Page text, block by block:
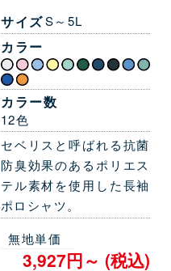
サイズS～5L
カラー
カラー数
12色
セベリスと呼ばれる抗菌
防臭効果のあるポリエス
テル素材を使用した長袖
ポロシャツ。
無地単価
3,927円～ (税込)